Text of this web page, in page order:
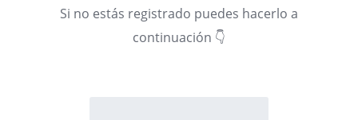
Si no estás registrado puedes hacerlo a
continuación 👇